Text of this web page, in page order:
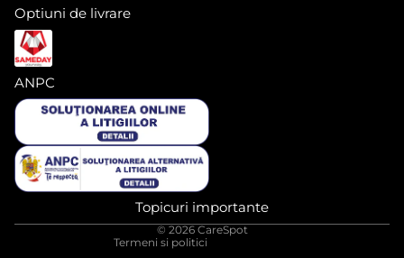
Optiuni de livrare
ANPC
Topicuri importante
© 2026 CareSpot
Termeni si politici
Informații de contact
Politica de rambursare
Politica de confidențialitate
Termeni de utilizare
Politica de expediere